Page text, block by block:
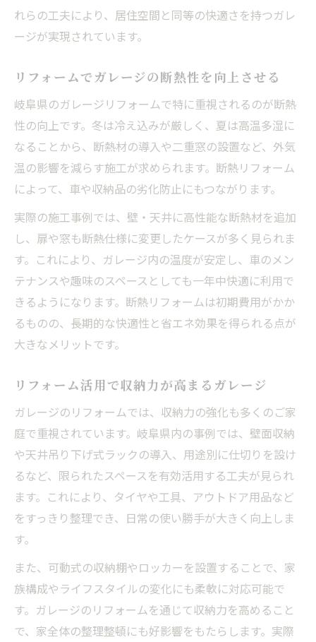
れらの工夫により、居住空間と同等の快適さを持つガレ
ージが実現されています。
リフォームでガレージの断熱性を向上させる
岐阜県のガレージリフォームで特に重視されるのが断熱
性の向上です。冬は冷え込みが厳しく、夏は高温多湿に
なることから、断熱材の導入や二重窓の設置など、外気
温の影響を減らす施工が求められます。断熱リフォーム
によって、車や収納品の劣化防止にもつながります。
実際の施工事例では、壁・天井に高性能な断熱材を追加
し、扉や窓も断熱仕様に変更したケースが多く見られま
す。これにより、ガレージ内の温度が安定し、車のメン
テナンスや趣味のスペースとしても一年中快適に利用で
きるようになります。断熱リフォームは初期費用がかか
るものの、長期的な快適性と省エネ効果を得られる点が
大きなメリットです。
リフォーム活用で収納力が高まるガレージ
ガレージのリフォームでは、収納力の強化も多くのご家
庭で重視されています。岐阜県内の事例では、壁面収納
や天井吊り下げ式ラックの導入、用途別に仕切りを設け
るなど、限られたスペースを有効活用する工夫が見られ
ます。これにより、タイヤや工具、アウトドア用品など
をすっきり整理でき、日常の使い勝手が大きく向上しま
す。
また、可動式の収納棚やロッカーを設置することで、家
族構成やライフスタイルの変化にも柔軟に対応可能で
す。ガレージのリフォームを通じて収納力を高めること
で、家全体の整理整頓にも好影響をもたらします。実際